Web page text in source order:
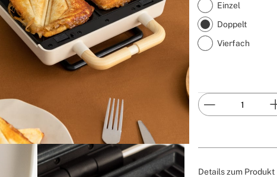
Einzel
Doppelt
Vierfach
Details zum Produkt